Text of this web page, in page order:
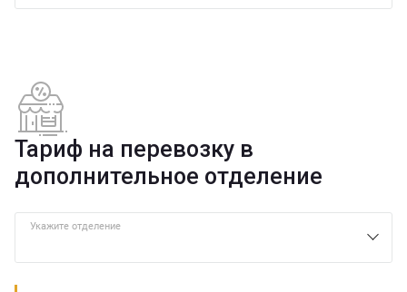
Тариф на перевозку в
дополнительное отделение
Укажите отделение